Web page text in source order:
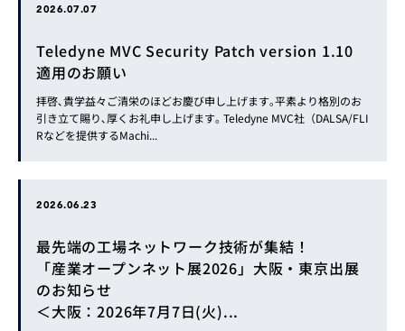
2026.07.07
Teledyne MVC Security Patch version 1.10
適用のお願い
拝啓､貴学益々ご清栄のほどお慶び申し上げます｡平素より格別のお
引き立て賜り､厚くお礼申し上げます｡ Teledyne MVC社（DALSA/FLI
Rなどを提供するMachi...
2026.06.23
最先端の工場ネットワーク技術が集結！
「産業オープンネット展2026」大阪・東京出展
のお知らせ
＜大阪：2026年7月7日(火)...